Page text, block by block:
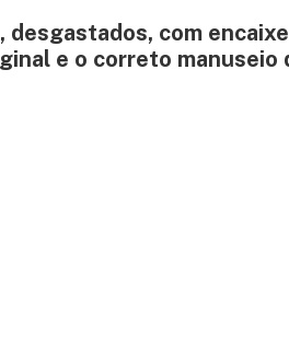
com
e o correto manuseio